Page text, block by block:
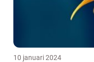
10 januari 2024